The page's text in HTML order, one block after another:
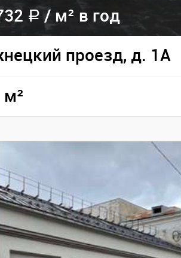
a / м² в год
проезд, д. 1А
м²